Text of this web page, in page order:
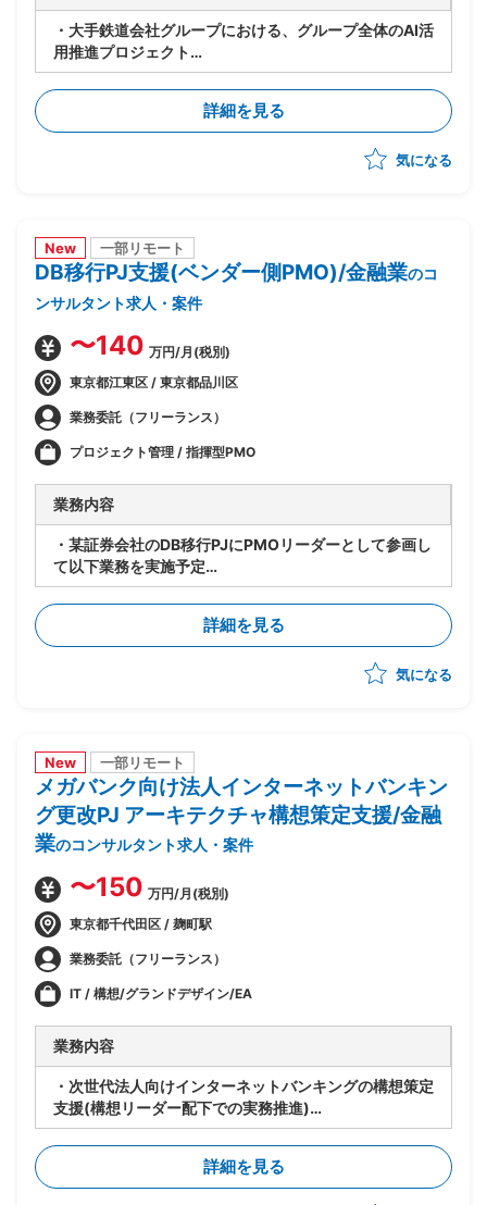
・大手鉄道会社グループにおける、グループ全体のAI活
用推進プロジェクト
・要件が固まっていない段階から顧客に入り、業務プロ
セスの整理とAI活用方針の設計を担当
・顧客の業務プロセスのヒアリング・可視化・整理
・課題の洗い出しと、AI活用による解決可能性の見極
ダーマネジメント
・後続フェーズに向けた要件整理と、開発チームへの引
詳細を見る
気になる
New 一部リモート
DB移行PJ支援(ベンダー側PMO)/金融業のコ
ンサルタント求人・案件
〜140 万円/月(税別)
東京都江東区 / 東京都品川区
業務委託（フリーランス）
プロジェクト管理 / 指揮型PMO
業務内容
・某証券会社のDB移行PJにPMOリーダーとして参画し
て以下業務を実施予定
-SAP ASE→DB2マイグレーションPJ全体の進捗管理/
情報収集
-開発BP社の進捗状況/障害解消状況/移行対応状況の総
合的な管理
-製造/単体/結合/総合テスト(3パラレル進行)の全体ス
詳細を見る
気になる
New 一部リモート
メガバンク向け法人インターネットバンキン
グ更改PJ アーキテクチャ構想策定支援/金融
業のコンサルタント求人・案件
〜150 万円/月(税別)
東京都千代田区 / 麹町駅
業務委託（フリーランス）
IT / 構想/グランドデザイン/EA
業務内容
・次世代法人向けインターネットバンキングの構想策定
支援(構想リーダー配下での実務推進)
・外部環境(全銀仕様/競合他社/AI等技術動向)を踏まえ
たあるべき業務姿の検討
・上記を実現するTo-Beアーキテクチャの立案
・銀行企画部門に入り込み/調査/論点整理/構想書作成
詳細を見る